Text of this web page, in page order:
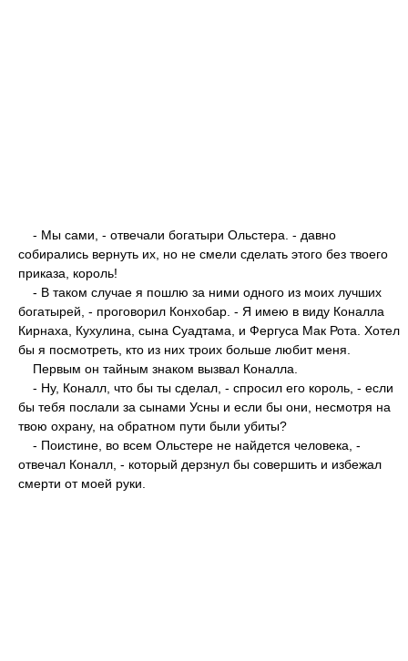
- Мы сами, - отвечали богатыри Ольстера. - давно
собирались вернуть их, но не смели сделать этого без твоего
приказа, король!
- В таком случае я пошлю за ними одного из моих лучших
богатырей, - проговорил Конхобар. - Я имею в виду Коналла
Кирнаха, Кухулина, сына Суадтама, и Фергуса Мак Рота. Хотел
бы я посмотреть, кто из них троих больше любит меня.
Первым он тайным знаком вызвал Коналла.
- Ну, Коналл, что бы ты сделал, - спросил его король, - если
бы тебя послали за сынами Усны и если бы они, несмотря на
твою охрану, на обратном пути были убиты?
- Поистине, во всем Ольстере не найдется человека, -
отвечал Коналл, - который дерзнул бы совершить и избежал
смерти от моей руки.